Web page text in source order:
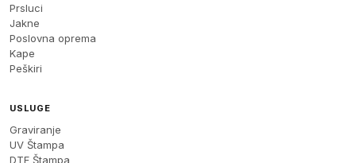
Prsluci
Jakne
Poslovna oprema
Kape
Peškiri
USLUGE
Graviranje
UV Štampa
DTF Štampa